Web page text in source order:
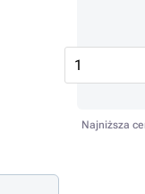
Najniższa